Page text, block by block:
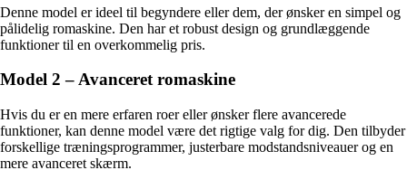
Denne model er ideel til begyndere eller dem, der ønsker en simpel og
pålidelig romaskine. Den har et robust design og grundlæggende
funktioner til en overkommelig pris.
Model 2 – Avanceret romaskine
Hvis du er en mere erfaren roer eller ønsker flere avancerede
funktioner, kan denne model være det rigtige valg for dig. Den tilbyder
forskellige træningsprogrammer, justerbare modstandsniveauer og en
mere avanceret skærm.